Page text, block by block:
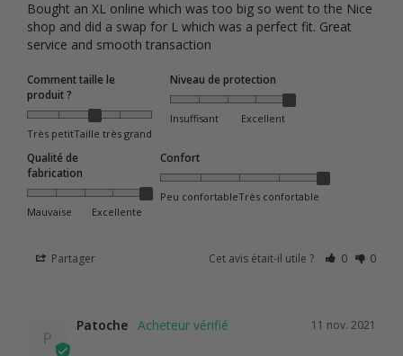
Bought an XL online which was too big so went to the Nice
shop and did a swap for L which was a perfect fit. Great
service and smooth transaction
Comment taille le
produit ?
Très petitTaille très grand
Niveau de protection
Insuffisant Excellent
Qualité de
fabrication
Mauvaise Excellente
Confort
Peu confortableTrès confortable
Partager Cet avis était-il utile ? 0 0
P
11 nov. 2021
Patoche